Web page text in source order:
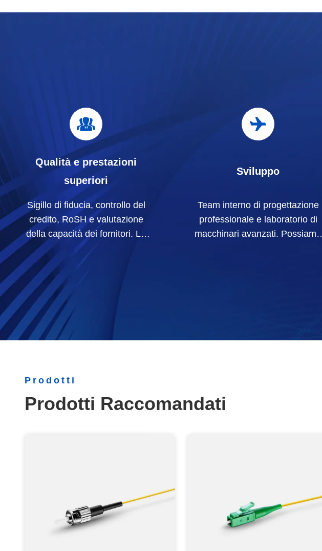
Qualità e prestazioni
superiori
Sigillo di fiducia, controllo del
credito, RoSH e valutazione
della capacità dei fornitori. La
nostra azienda ha un rigoroso
sistema di controllo della qualità
e un laboratorio di prova
professionale.
Sviluppo
Team interno di progettazione
professionale e laboratorio di
macchinari avanzati. Possiamo
Prodotti
Prodotti Raccomandati